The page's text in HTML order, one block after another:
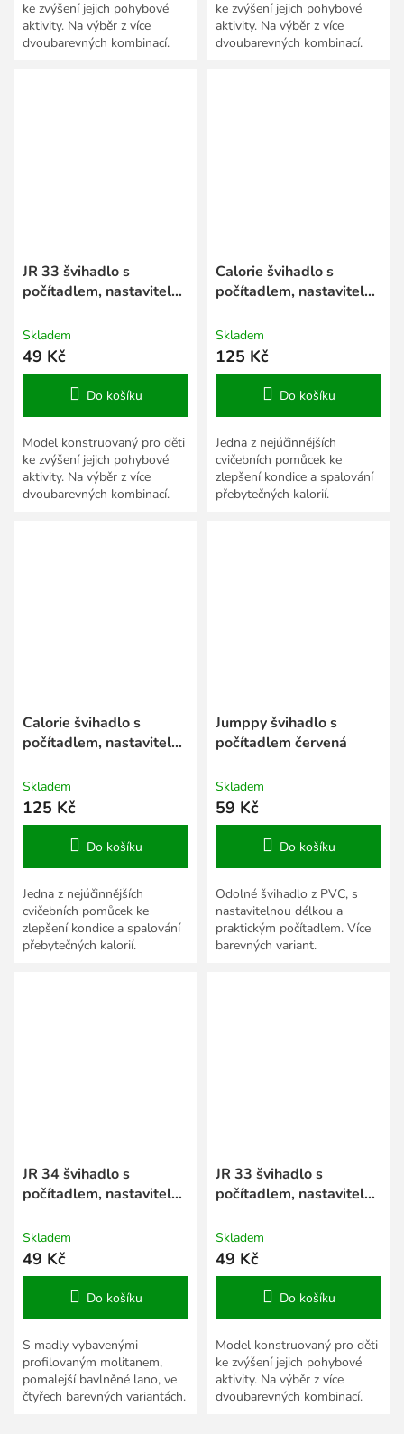
ke zvýšení jejich pohybové
aktivity. Na výběr z více
dvoubarevných kombinací.
ke zvýšení jejich pohybové
aktivity. Na výběr z více
dvoubarevných kombinací.
JR 33 švihadlo s
počítadlem, nastavitelná
Skladem
49 Kč
Do košíku
Model konstruovaný pro děti
ke zvýšení jejich pohybové
aktivity. Na výběr z více
dvoubarevných kombinací.
Calorie švihadlo s
počítadlem, nastavitelná
Skladem
125 Kč
Do košíku
Jedna z nejúčinnějších
cvičebních pomůcek ke
zlepšení kondice a spalování
přebytečných kalorií.
Calorie švihadlo s
počítadlem, nastavitelná
Skladem
125 Kč
Do košíku
Jedna z nejúčinnějších
cvičebních pomůcek ke
zlepšení kondice a spalování
přebytečných kalorií.
Jumppy švihadlo s
počítadlem červená
Skladem
59 Kč
Do košíku
Odolné švihadlo z PVC, s
nastavitelnou délkou a
praktickým počítadlem. Více
barevných variant.
JR 34 švihadlo s
počítadlem, nastavitelná
Skladem
49 Kč
Do košíku
S madly vybavenými
profilovaným molitanem,
pomalejší bavlněné lano, ve
čtyřech barevných variantách.
JR 33 švihadlo s
počítadlem, nastavitelná
Skladem
49 Kč
Do košíku
Model konstruovaný pro děti
ke zvýšení jejich pohybové
aktivity. Na výběr z více
dvoubarevných kombinací.